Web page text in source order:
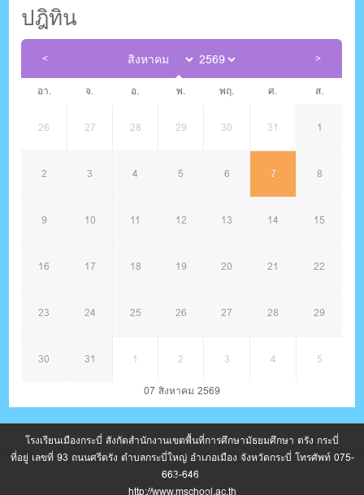
ปฎิทิน
อา. จ. อ. พ. พฤ. ศ. ส.
26 27 28 29 30 31 1
2 3 4 5 6 7 8
9 10 11 12 13 14 15
16 17 18 19 20 21 22
23 24 25 26 27 28 29
30 31 1 2 3 4 5
07 สิงหาคม 2569
โรงเรียนเมืองกระบี่ สังกัดสำนักงานเขตพื้นที่การศึกษามัธยมศึกษา ตรัง กระบี่
ที่อยู่ เลขที่ 93 ถนนศรีตรัง ตำบลกระบี่ใหญ่ อำเภอเมือง จังหวัดกระบี่ โทรศัพท์ 075-
663-646
http://www.mschool.ac.th
เว็บไซต์นี้มีการใช้คุกกี้เพื่อปรับปรุงการให้บริการ หากต้องการข้อมูลเพิ่มเติมเกี่ยว